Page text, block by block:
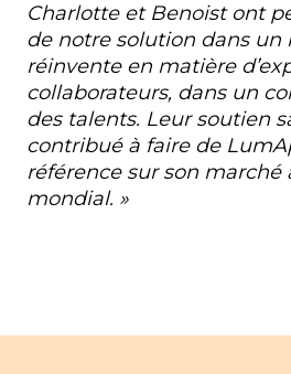
Charlotte et Benoist ont
de notre solution dans un
réinvente en matière
collaborateurs, dans un
des talents. Leur soutien
contribué à faire de
référence sur son marché
mondial. »